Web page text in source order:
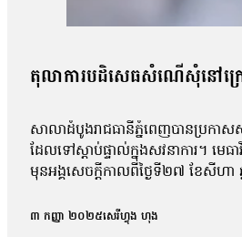
តុលាការបដិសេធសំណើសុំនៅក្រ
សាលាដំបូងរាជធានីភ្នំពេញបានប្រក
ដែលទៅស្ដាប់ផ្ទាល់ក្នុងសវនាការ។ មេ
មុនអង្គសេចក្ដីកាលពីថ្ងៃទី២៧ ខែសី
កិច្ចព្រមព្រៀងសន្តិភាពក្រុងប៉ារីសគឺល
៣ កញ្ញា ២០២៥សេរីហ្វុង ហុង